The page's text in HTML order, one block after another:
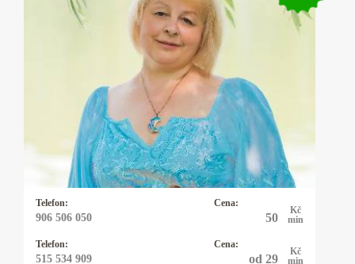
Telefon:
906 506 050
Cena:
50
Kč
min
Telefon:
515 534 909
Cena:
od 29
Kč
min
Kartářka Anastázie
Já Anastázie jsem přišla na tento svět s darem
lásky k lidem. Již jako malá jsem vnímala
duchovní svět. Víly a andělé byli mými
kamarády. Později, kdy jsem začala viděla
různé souvislosti mezi nebem a zemí, vždy byli
tito duchovní průvodci se mnou.